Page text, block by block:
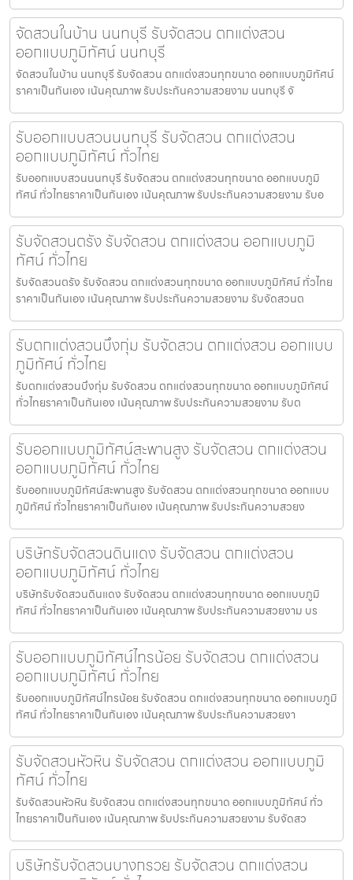
จัดสวนในบ้าน นนทบุรี รับจัดสวน ตกแต่งสวน
ออกแบบภูมิทัศน์ นนทบุรี
จัดสวนในบ้าน นนทบุรี รับจัดสวน ตกแต่งสวนทุกขนาด ออกแบบภูมิทัศน์
ราคาเป็นกันเอง เน้นคุณภาพ รับประกันความสวยงาม นนทบุรี จั
รับออกแบบสวนนนทบุรี รับจัดสวน ตกแต่งสวน
ออกแบบภูมิทัศน์ ทั่วไทย
รับออกแบบสวนนนทบุรี รับจัดสวน ตกแต่งสวนทุกขนาด ออกแบบภูมิ
ทัศน์ ทั่วไทยราคาเป็นกันเอง เน้นคุณภาพ รับประกันความสวยงาม รับอ
รับจัดสวนตรัง รับจัดสวน ตกแต่งสวน ออกแบบภูมิ
ทัศน์ ทั่วไทย
รับจัดสวนตรัง รับจัดสวน ตกแต่งสวนทุกขนาด ออกแบบภูมิทัศน์ ทั่วไทย
ราคาเป็นกันเอง เน้นคุณภาพ รับประกันความสวยงาม รับจัดสวนต
รับตกแต่งสวนบึงกุ่ม รับจัดสวน ตกแต่งสวน ออกแบบ
ภูมิทัศน์ ทั่วไทย
รับตกแต่งสวนบึงกุ่ม รับจัดสวน ตกแต่งสวนทุกขนาด ออกแบบภูมิทัศน์
ทั่วไทยราคาเป็นกันเอง เน้นคุณภาพ รับประกันความสวยงาม รับต
รับออกแบบภูมิทัศน์สะพานสูง รับจัดสวน ตกแต่งสวน
ออกแบบภูมิทัศน์ ทั่วไทย
รับออกแบบภูมิทัศน์สะพานสูง รับจัดสวน ตกแต่งสวนทุกขนาด ออกแบบ
ภูมิทัศน์ ทั่วไทยราคาเป็นกันเอง เน้นคุณภาพ รับประกันความสวยง
บริษัทรับจัดสวนดินแดง รับจัดสวน ตกแต่งสวน
ออกแบบภูมิทัศน์ ทั่วไทย
บริษัทรับจัดสวนดินแดง รับจัดสวน ตกแต่งสวนทุกขนาด ออกแบบภูมิ
ทัศน์ ทั่วไทยราคาเป็นกันเอง เน้นคุณภาพ รับประกันความสวยงาม บร
รับออกแบบภูมิทัศน์ไทรน้อย รับจัดสวน ตกแต่งสวน
ออกแบบภูมิทัศน์ ทั่วไทย
รับออกแบบภูมิทัศน์ไทรน้อย รับจัดสวน ตกแต่งสวนทุกขนาด ออกแบบภูมิ
ทัศน์ ทั่วไทยราคาเป็นกันเอง เน้นคุณภาพ รับประกันความสวยงา
รับจัดสวนหัวหิน รับจัดสวน ตกแต่งสวน ออกแบบภูมิ
ทัศน์ ทั่วไทย
รับจัดสวนหัวหิน รับจัดสวน ตกแต่งสวนทุกขนาด ออกแบบภูมิทัศน์ ทั่ว
ไทยราคาเป็นกันเอง เน้นคุณภาพ รับประกันความสวยงาม รับจัดสว
บริษัทรับจัดสวนบางกรวย รับจัดสวน ตกแต่งสวน